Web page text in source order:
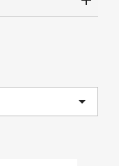
